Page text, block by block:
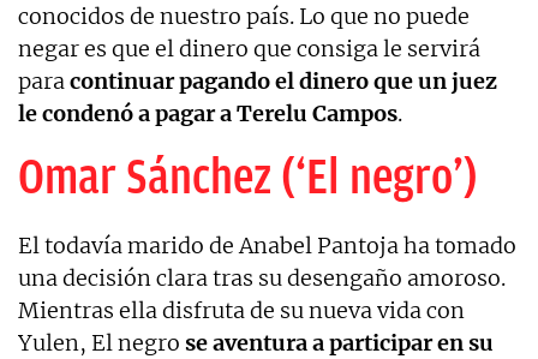
conocidos de nuestro país. Lo que no puede
negar es que el dinero que consiga le servirá
paracontinuar pagando el dinero que un juez
le condenó a pagar a Terelu Campos.
Omar Sánchez (‘El negro’)
El todavía marido de Anabel Pantoja ha tomado
una decisión clara tras su desengaño amoroso.
Mientras ella disfruta de su nueva vida con
Yulen, El negro se aventura a participar en su